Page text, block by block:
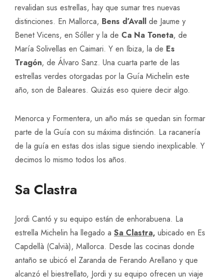
revalidan sus estrellas, hay que sumar tres nuevas
distinciones. En Mallorca, Bens d’Avall de Jaume y
Benet Vicens, en Sóller y la de Ca Na Toneta, de
María Solivellas en Caimari. Y en Ibiza, la de Es
Tragón, de Álvaro Sanz. Una cuarta parte de las
estrellas verdes otorgadas por la Guía Michelin este
año, son de Baleares. Quizás eso quiere decir algo.
Menorca y Formentera, un año más se quedan sin formar
parte de la Guía con su máxima distinción. La racanería
de la guía en estas dos islas sigue siendo inexplicable. Y
decimos lo mismo todos los años.
Sa Clastra
Jordi Cantó y su equipo están de enhorabuena. La
estrella Michelin ha llegado a Sa Clastra, ubicado en Es
Capdellà (Calvià), Mallorca. Desde las cocinas donde
antaño se ubicó el Zaranda de Ferando Arellano y que
alcanzó el biestrellato, Jordi y su equipo ofrecen un viaje